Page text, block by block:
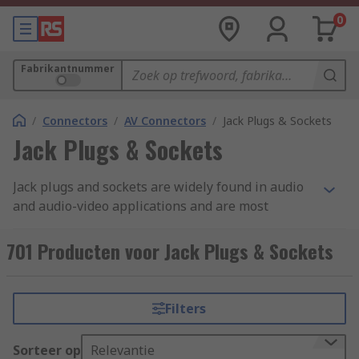
0
Fabrikantnummer
/ Connectors / AV Connectors / Jack Plugs & Sockets
Jack Plugs & Sockets
Jack plugs and sockets are widely found in audio
and audio-video applications and are most
are sometimes refered to as TRS connectors,
which stands for Tip/Ring/Sleeve. The tip is the
located between the two plastic dividers, and the
sleeve is the rest of the metal part of the plug.
Each part of the plug is electrically isolated from
701 Producten voor Jack Plugs & Sockets
Filters
Sorteer op Relevantie